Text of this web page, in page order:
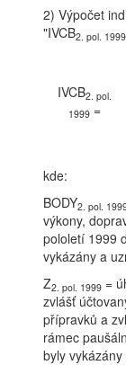
2) Výpočet
"IVCB2. pol. 1999
IVCB2. pol.
1999 =
kde:
BODY2. pol.
výkony,
pololetí 1999
vykázány a
Z2. pol. 1999 =
zvlášť
přípravků a
rámec
byly